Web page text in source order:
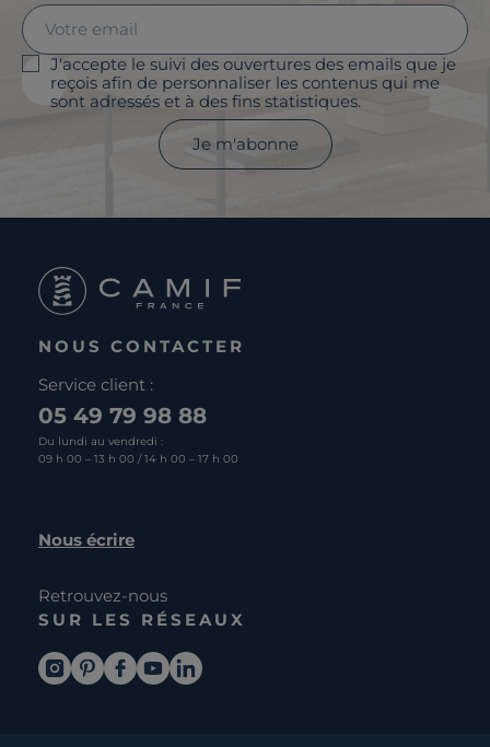
J'accepte le suivi des ouvertures des emails que je
reçois afin de personnaliser les contenus qui me
sont adressés et à des fins statistiques.
Je m'abonne
NOUS CONTACTER
Service client :
05 49 79 98 88
Du lundi au vendredi :
09 h 00 – 13 h 00 / 14 h 00 – 17 h 00
Nous écrire
Retrouvez-nous
SUR LES RÉSEAUX